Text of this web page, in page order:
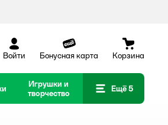
Войти Бонусная карта Корзина
Игрушки и
творчество
Ещё 5